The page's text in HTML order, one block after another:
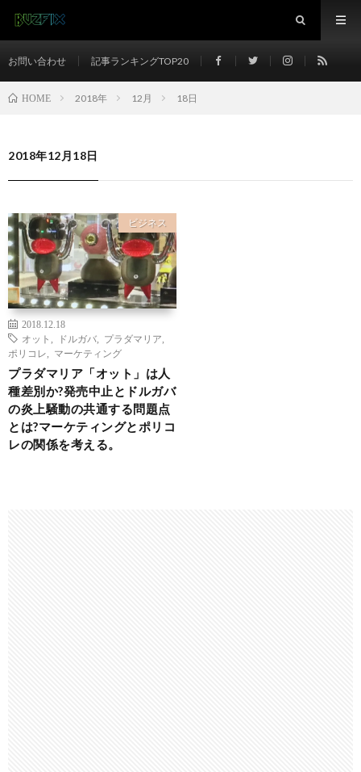
お問い合わせ 記事ランキングTOP20
HOME 2018年 12月 18日
2018年12月18日
ビジネス
2018.12.18
オット
ドルガバ プラダマリア
ポリコレ
マーケティング
プラダマリア「オット」は人
種差別か?発売中止とドルガバ
の炎上騒動の共通する問題点
とは?マーケティングとポリコ
レの関係を考える。